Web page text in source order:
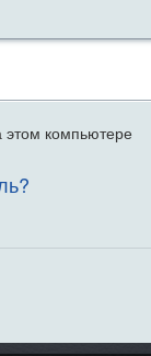
слово
компьютере